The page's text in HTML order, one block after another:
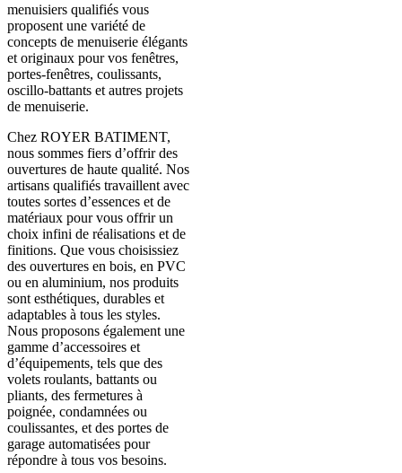
menuisiers qualifiés vous
proposent une variété de
concepts de menuiserie élégants
et originaux pour vos fenêtres,
portes-fenêtres, coulissants,
oscillo-battants et autres projets
de menuiserie.
Chez ROYER BATIMENT,
nous sommes fiers d’offrir des
ouvertures de haute qualité. Nos
artisans qualifiés travaillent avec
toutes sortes d’essences et de
matériaux pour vous offrir un
choix infini de réalisations et de
finitions. Que vous choisissiez
des ouvertures en bois, en PVC
ou en aluminium, nos produits
sont esthétiques, durables et
adaptables à tous les styles.
Nous proposons également une
gamme d’accessoires et
d’équipements, tels que des
volets roulants, battants ou
pliants, des fermetures à
poignée, condamnées ou
coulissantes, et des portes de
garage automatisées pour
répondre à tous vos besoins.